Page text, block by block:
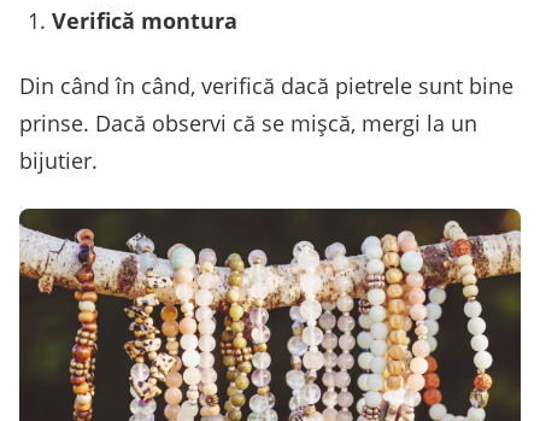
Verifică montura
Din când în când, verifică dacă pietrele sunt bine
prinse. Dacă observi că se mișcă, mergi la un
bijutier.